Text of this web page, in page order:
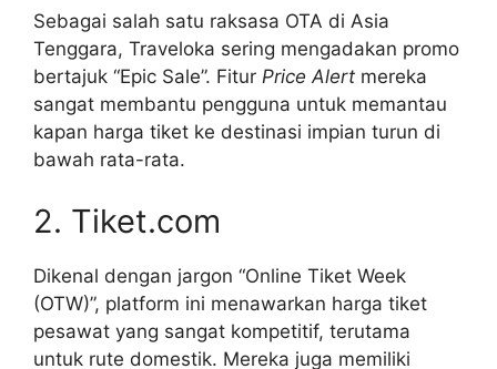
Sebagai salah satu raksasa OTA di Asia
Tenggara, Traveloka sering mengadakan promo
bertajuk “Epic Sale”. Fitur Price Alert mereka
sangat membantu pengguna untuk memantau
kapan harga tiket ke destinasi impian turun di
bawah rata-rata.
2. Tiket.com
Dikenal dengan jargon “Online Tiket Week
(OTW)”, platform ini menawarkan harga tiket
pesawat yang sangat kompetitif, terutama
untuk rute domestik. Mereka juga memiliki